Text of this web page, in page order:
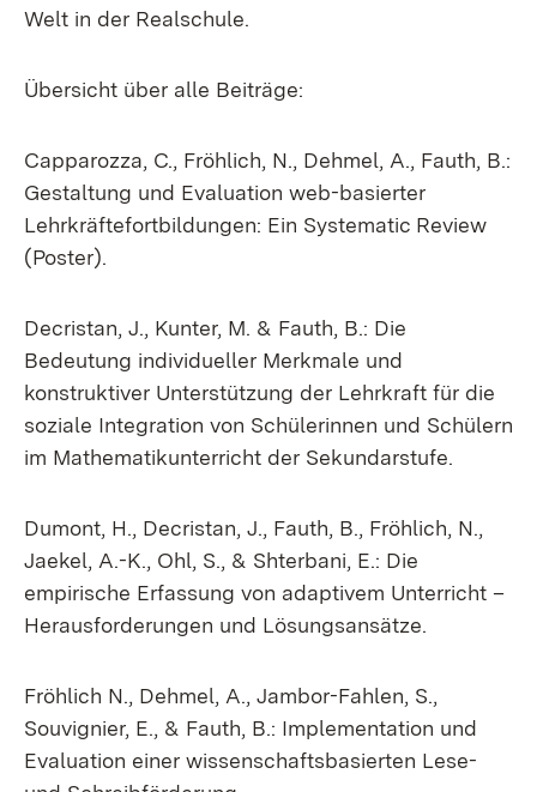
Welt in der Realschule.
Übersicht über alle Beiträge:
Capparozza, C., Fröhlich, N., Dehmel, A., Fauth, B.:
Gestaltung und Evaluation web-basierter
Lehrkräftefortbildungen: Ein Systematic Review
(Poster).
Decristan, J., Kunter, M. & Fauth, B.: Die
Bedeutung individueller Merkmale und
konstruktiver Unterstützung der Lehrkraft für die
soziale Integration von Schülerinnen und Schülern
im Mathematikunterricht der Sekundarstufe.
Dumont, H., Decristan, J., Fauth, B., Fröhlich, N.,
Jaekel, A.-K., Ohl, S., & Shterbani, E.: Die
empirische Erfassung von adaptivem Unterricht –
Herausforderungen und Lösungsansätze.
Fröhlich N., Dehmel, A., Jambor-Fahlen, S.,
Souvignier, E., & Fauth, B.: Implementation und
Evaluation einer wissenschaftsbasierten Lese-